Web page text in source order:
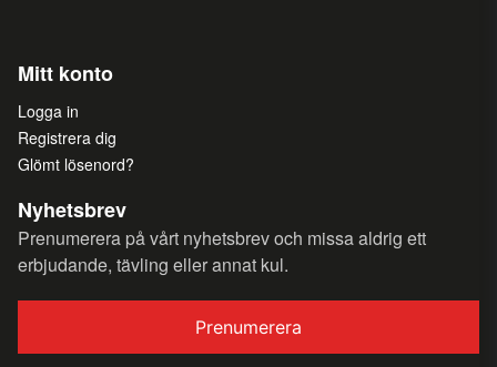
Mitt konto
Logga in
Registrera dig
Glömt lösenord?
Nyhetsbrev
Prenumerera på vårt nyhetsbrev och missa aldrig ett
erbjudande, tävling eller annat kul.
Prenumerera